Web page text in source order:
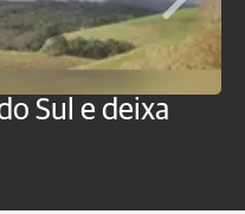
Sul e deixa